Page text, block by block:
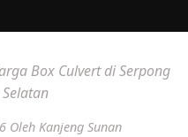
Box Culvert di Serpong
Oleh Kanjeng Sunan